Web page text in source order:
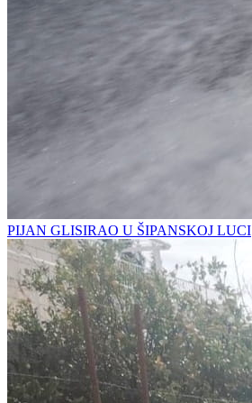
PIJAN GLISIRAO U ŠIPANSKOJ LUCI